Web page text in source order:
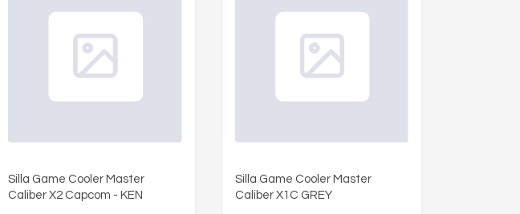
Silla Game Cooler Master
Caliber X2 Capcom - KEN
Silla Game Cooler Master
Caliber X1C GREY